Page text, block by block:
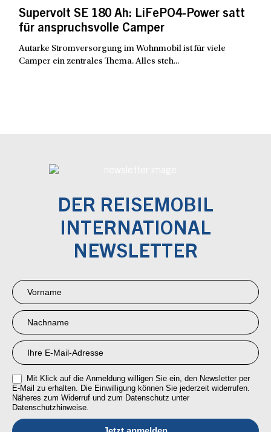
Supervolt SE 180 Ah: LiFePO4-Power satt
für anspruchsvolle Camper
Autarke Stromversorgung im Wohnmobil ist für viele
Camper ein zentrales Thema. Alles steh...
DER REISEMOBIL
INTERNATIONAL
NEWSLETTER
Newsletter
Anmeldung
RMI
Mit Klick auf die Anmeldung willigen Sie ein, den Newsletter per
E-Mail zu erhalten. Die Einwilligung können Sie jederzeit widerrufen.
Näheres zum Widerruf und zum Datenschutz unter
Datenschutzhinweise.